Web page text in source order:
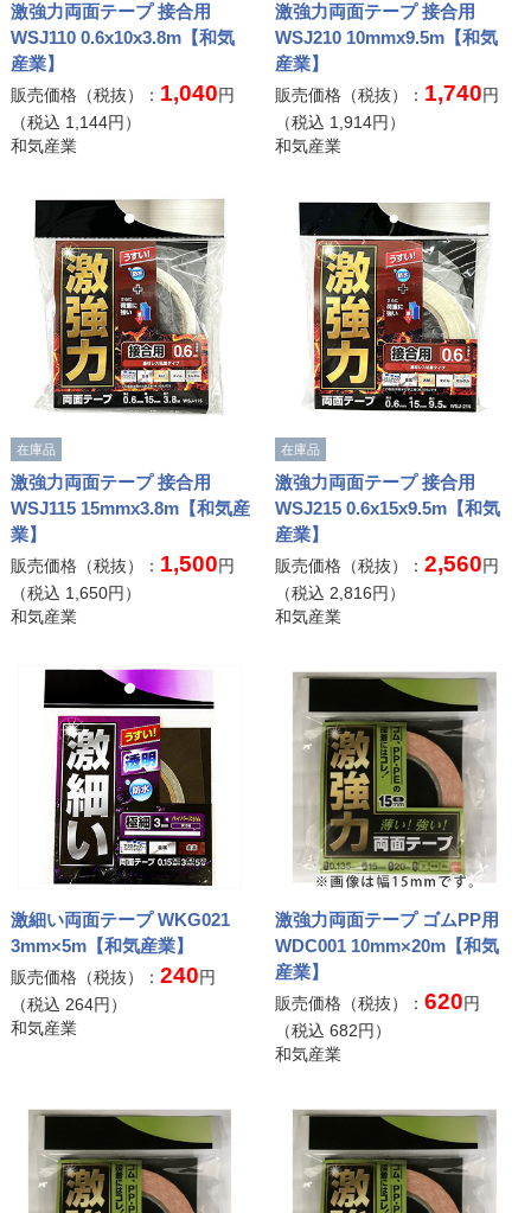
激強力両面テープ 接合用
WSJ110 0.6x10x3.8m【和気
産業】
販売価格（税抜）： 1,040円
（税込 1,144円）
和気産業
激強力両面テープ 接合用
WSJ210 10mmx9.5m【和気
産業】
販売価格（税抜）： 1,740円
（税込 1,914円）
和気産業
在庫品
激強力両面テープ 接合用
WSJ115 15mmx3.8m【和気産
業】
販売価格（税抜）： 1,500円
（税込 1,650円）
和気産業
在庫品
激強力両面テープ 接合用
WSJ215 0.6x15x9.5m【和気
産業】
販売価格（税抜）：2,560円
（税込 2,816円）
和気産業
激細い両面テープ WKG021
3mm×5m【和気産業】
販売価格（税抜）： 240円
（税込 264円）
和気産業
激強力両面テープ ゴムPP用
WDC001 10mm×20m【和気
産業】
販売価格（税抜）：620円
（税込682円）
和気産業